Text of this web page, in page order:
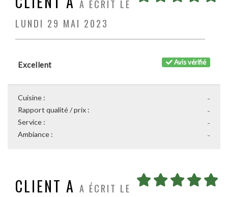
A ÉCRIT LE
LUNDI 29 MAI 2023
Avis vérifié
Excellent
-
Cuisine :
-
Rapport qualité / prix :
-
Service :
-
Ambiance :
CLIENT A A ÉCRIT LE